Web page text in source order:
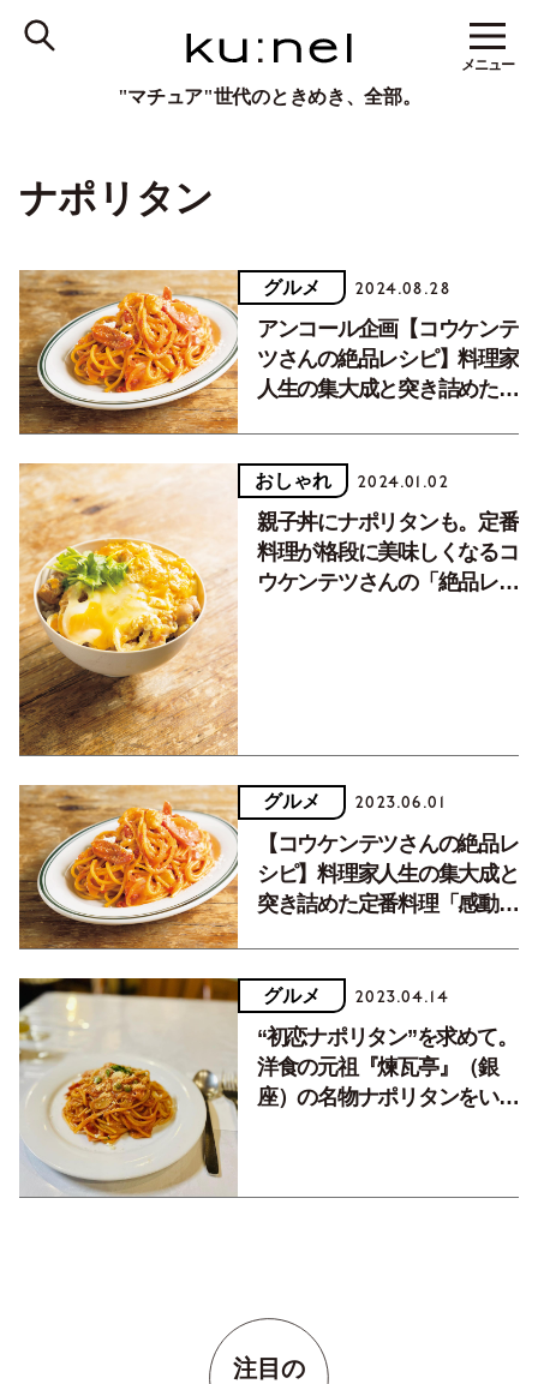
"マチュア"世代のときめき、全部。
メニュー
ナポリタン
グルメ 2024.08.28
アンコール企画【コウケンテ
ツさんの絶品レシピ】料理家
人生の集大成と突き詰めた定
おしゃれ 2024.01.02
親子丼にナポリタンも。定番
料理が格段に美味しくなるコ
ウケンテツさんの「絶品レシ
グルメ 2023.06.01
【コウケンテツさんの絶品レ
シピ】料理家人生の集大成と
突き詰めた定番料理「感動ナ
グルメ 2023.04.14
“初恋ナポリタン”を求めて。
洋食の元祖『煉瓦亭』（銀
座）の名物ナポリタンをいた
注目の